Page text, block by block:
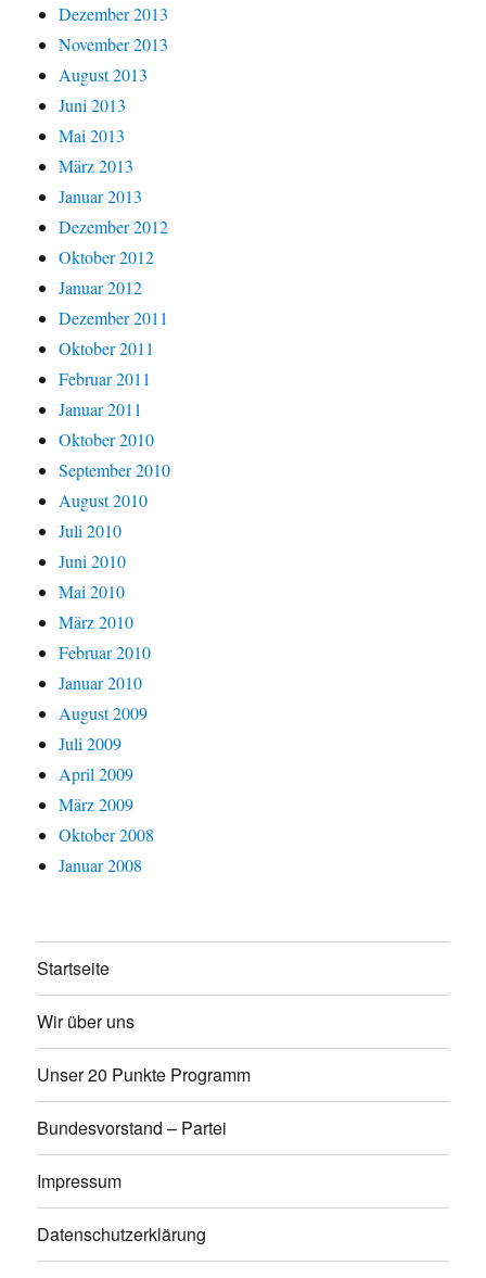
Dezember 2013
November 2013
August 2013
Juni 2013
Mai 2013
März 2013
Januar 2013
Dezember 2012
Oktober 2012
Januar 2012
Dezember 2011
Oktober 2011
Februar 2011
Januar 2011
Oktober 2010
September 2010
August 2010
Juli 2010
Juni 2010
Mai 2010
März 2010
Februar 2010
Januar 2010
August 2009
Juli 2009
April 2009
März 2009
Oktober 2008
Januar 2008
Startseite
Wir über uns
Unser 20 Punkte Programm
Bundesvorstand – Partei
Impressum
Datenschutzerklärung